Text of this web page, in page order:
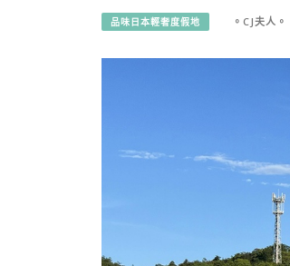
品味日本輕奢度假地 。CJ夫人。